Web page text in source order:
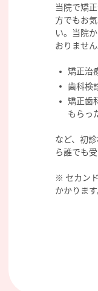
当院で矯
方でもお
い。当院
おりません
矯正治
歯科検
矯正歯
もらっ
など、初
ら誰でも
※ セカン
かかります